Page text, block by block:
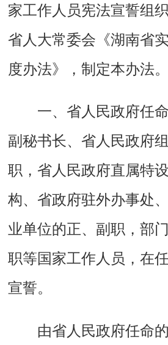
家工作人员宪法宣誓组
省人大常委会《湖南省
度办法》，制定本办法。
一、省人民政府任命
副秘书长、省人民政府
职，省人民政府直属特
构、省政府驻外办事处
业单位的正、副职，部
职等国家工作人员，在
宣誓。
由省人民政府任命的